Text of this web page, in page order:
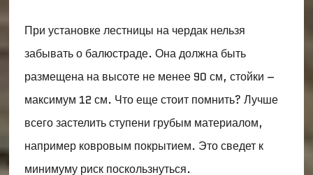
При установке лестницы на чердак нельзя
забывать о балюстраде. Она должна быть
размещена на высоте не менее 90 см, стойки –
максимум 12 см. Что еще стоит помнить? Лучше
всего застелить ступени грубым материалом,
например ковровым покрытием. Это сведет к
минимуму риск поскользнуться.